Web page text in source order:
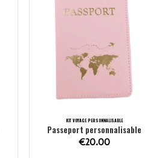
KIT VOYAGE PERSONNALISABLE
Passeport personnalisable
€20.00